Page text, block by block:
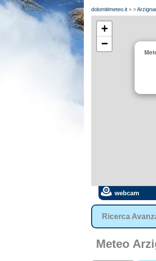
dolomitimeteo.it » »
+
−
webcam
Ricerca
Meteo